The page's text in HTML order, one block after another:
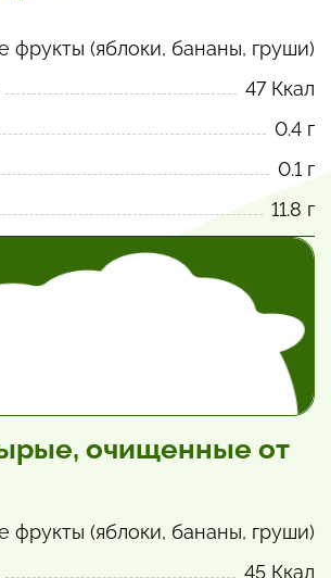
фрукты (яблоки, бананы, груши)
47 Ккал
0.4 г
0.1 г
11.8 г
очищенные от
фрукты (яблоки, бананы, груши)
45 Ккал